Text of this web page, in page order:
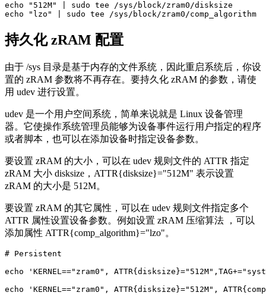
echo "512M" | sudo tee /sys/block/zram0/disksize
echo "lzo" | sudo tee /sys/block/zram0/comp_algorithm
持久化 zRAM 配置
由于 /sys 目录是基于内存的文件系统，因此重启系统后，你设
置的 zRAM 参数将不再存在。要持久化 zRAM 的参数，请使
用 udev 进行设置。
udev 是一个用户空间系统，简单来说就是 Linux 设备管理
器。它使操作系统管理员能够为设备事件运行用户指定的程序
或者脚本，也可以在添加设备时指定设备参数。
要设置 zRAM 的大小，可以在 udev 规则文件的 ATTR 指定
zRAM 大小 disksize，ATTR{disksize}="512M" 表示设置
zRAM 的大小是 512M。
要设置 zRAM 的其它属性，可以在 udev 规则文件指定多个
ATTR 属性设置设备参数。例如设置 zRAM 压缩算法 ，可以
添加属性 ATTR{comp_algorithm}="lzo"。
# Persistent
echo 'KERNEL=="zram0",
echo 'KERNEL=="zram0", ATTR{disksize}="512M",